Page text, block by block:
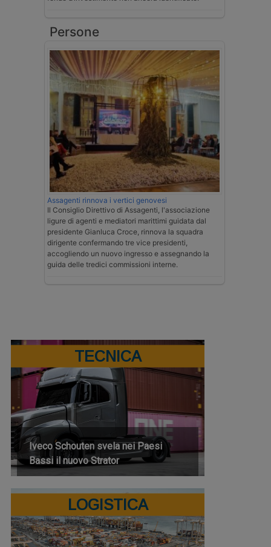
Persone
Assagenti rinnova i vertici genovesi
Il Consiglio Direttivo di Assagenti, l'associazione
ligure di agenti e mediatori marittimi guidata dal
presidente Gianluca Croce, rinnova la squadra
dirigente confermando tre vice presidenti,
accogliendo un nuovo ingresso e assegnando la
guida delle tredici commissioni interne.
TECNICA
Iveco Schouten svela nei Paesi
Bassi il nuovo Strator
LOGISTICA